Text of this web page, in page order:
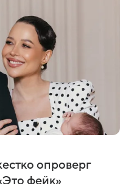
опроверг
фейк»